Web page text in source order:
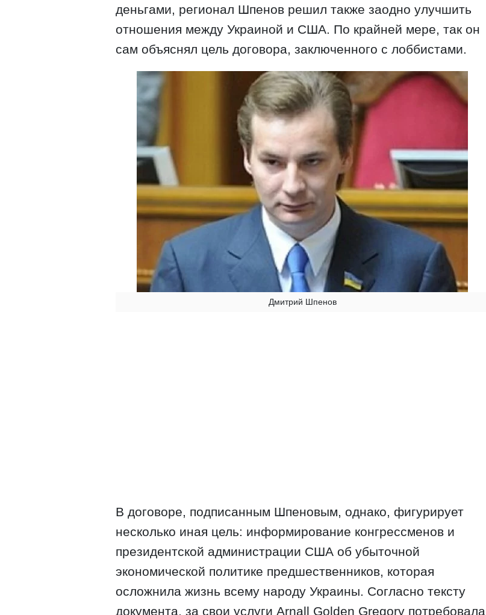
деньгами, регионал Шпенов решил также заодно улучшить
отношения между Украиной и США. По крайней мере, так он
сам объяснял цель договора, заключенного с лоббистами.
Дмитрий Шпенов
В договоре, подписанным Шпеновым, однако, фигурирует
несколько иная цель: информирование конгрессменов и
президентской администрации США об убыточной
экономической политике предшественников, которая
осложнила жизнь всему народу Украины. Согласно тексту
документа, за свои услуги Arnall Golden Gregory потребовала